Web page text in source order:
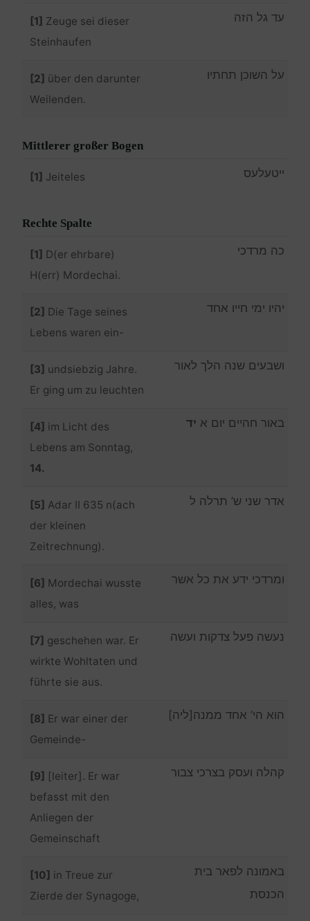
[1] Zeuge sei dieser
Steinhaufen
עד גל הזה
[2] über den darunter
Weilenden.
על השוכן תחתיו
Mittlerer großer Bogen
[1] Jeiteles ייטעלעס
Rechte Spalte
[1] D(er ehrbare)
H(err) Mordechai.
כה מרדכי
[2] Die Tage seines
Lebens waren ein-
יהיו ימי חייו אחד
[3] undsiebzig Jahre.
Er ging um zu leuchten
ושבעים שנה הלך לאור
[4] im Licht des
Lebens am Sonntag,
14.
באור חהיים יום א יד
[5] Adar II 635 n(ach
der kleinen
Zeitrechnung).
אדר שני ש’ תרלה ל
[6] Mordechai wusste
alles, was
ומרדכי ידע את כל אשר
[7] geschehen war. Er
wirkte Wohltaten und
führte sie aus.
נעשה פעל צדקות ועשה
[8] Er war einer der
Gemeinde-
הוא הי’ אחד ממנה[ליה]
[9] [leiter]. Er war
befasst mit den
Anliegen der
Gemeinschaft
קהלה ועסק בצרכי צבור
[10] in Treue zur
Zierde der Synagoge,
באמונה לפאר בית
הכנסת